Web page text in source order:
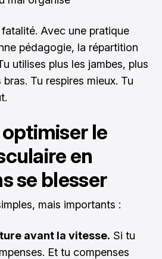
fatalité. Avec une pratique
pédagogie, la répartition
utilises plus les jambes, plus
Tu respires mieux. Tu
le
en
se blesser
mais importants :
avant la vitesse. Si tu
Et tu compenses